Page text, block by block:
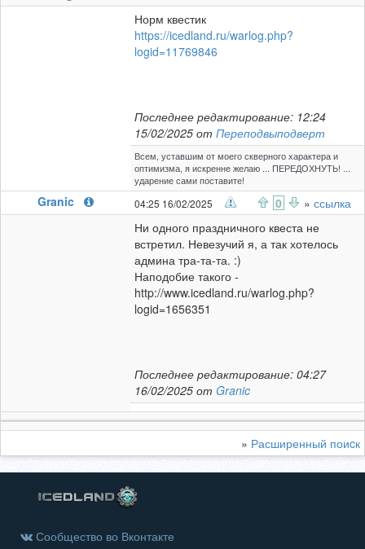
Норм квестик
https://icedland.ru/warlog.php?
logid=11769846
Последнее редактирование: 12:24
15/02/2025 от Переподвыподверт
Всем, уставшим от моего скверного характера и
оптимизма, я искренне желаю ... ПЕРЕДОХНУТЬ! ...
ударение сами поставите!
Granic 04:25 16/02/2025 0 » ссылка
Ни одного праздничного квеста не
встретил. Невезучий я, а так хотелось
админа тра-та-та. :)
Наподобие такого -
http://www.icedland.ru/warlog.php?
logid=1656351
Последнее редактирование: 04:27
16/02/2025 от Granic
» Расширенный поиcк
Сообщество во Вконтакте